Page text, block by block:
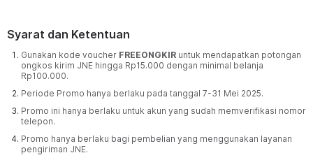
Syarat dan Ketentuan
Gunakan kode voucher FREEONGKIR untuk mendapatkan potongan
ongkos kirim JNE hingga Rp15.000 dengan minimal belanja
Rp100.000.
Periode Promo hanya berlaku pada tanggal 7-31 Mei 2025.
Promo ini hanya berlaku untuk akun yang sudah memverifikasi nomor
telepon.
Promo hanya berlaku bagi pembelian yang menggunakan layanan
pengiriman JNE.